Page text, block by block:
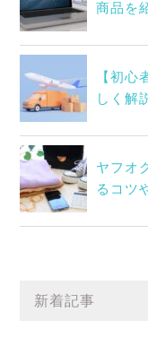
商品を
【初心
しく解
ヤフオ
るコツ
新着記事